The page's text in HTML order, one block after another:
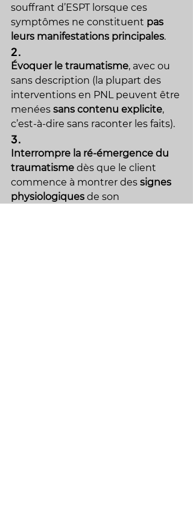
souffrant d’ESPT lorsque ces
symptômes ne constituent pas
leurs manifestations principales.
2.
Évoquer le traumatisme, avec ou
sans description (la plupart des
interventions en PNL peuvent être
menées sans contenu explicite,
c’est-à-dire sans raconter les faits).
3.
Interrompre la ré-émergence du
traumatisme dès que le client
commence à montrer des signes
physiologiques de son